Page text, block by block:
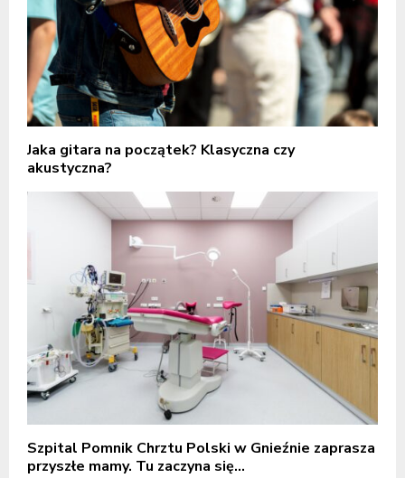
Jaka gitara na początek? Klasyczna czy
akustyczna?
Szpital Pomnik Chrztu Polski w Gnieźnie zaprasza
przyszłe mamy. Tu zaczyna się...